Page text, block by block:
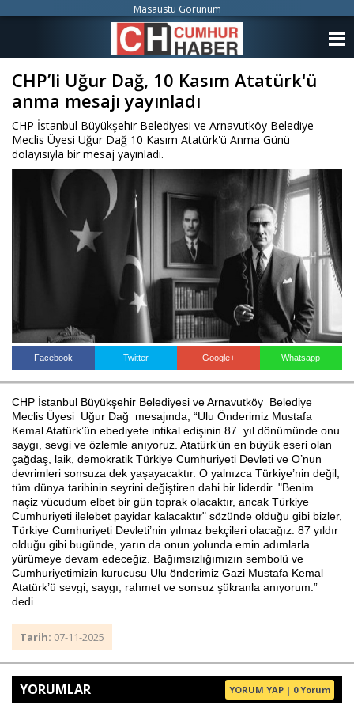
CHP’li Uğur Dağ, 10 Kasım Atatürk'ü
anma mesajı yayınladı
CHP İstanbul Büyükşehir Belediyesi ve Arnavutköy Belediye
Meclis Üyesi Uğur Dağ 10 Kasım Atatürk'ü Anma Günü
dolayısıyla bir mesaj yayınladı.
Facebook Twitter Google+ Whatsapp
CHP İstanbul Büyükşehir Belediyesi ve Arnavutköy Belediye
Meclis Üyesi Uğur Dağ mesajında; “Ulu Önderimiz Mustafa
Kemal Atatürk’ün ebediyete intikal edişinin 87. yıl dönümünde onu
saygı, sevgi ve özlemle anıyoruz. Atatürk’ün en büyük eseri olan
çağdaş, laik, demokratik Türkiye Cumhuriyeti Devleti ve O’nun
devrimleri sonsuza dek yaşayacaktır. O yalnızca Türkiye’nin değil,
tüm dünya tarihinin seyrini değiştiren dahi bir liderdir. "Benim
naçiz vücudum elbet bir gün toprak olacaktır, ancak Türkiye
Cumhuriyeti ilelebet payidar kalacaktır" sözünde olduğu gibi bizler,
Türkiye Cumhuriyeti Devleti’nin yılmaz bekçileri olacağız. 87 yıldır
olduğu gibi bugünde, yarın da onun yolunda emin adımlarla
yürümeye devam edeceğiz. Bağımsızlığımızın sembolü ve
Cumhuriyetimizin kurucusu Ulu önderimiz Gazi Mustafa Kemal
Atatürk’ü sevgi, saygı, rahmet ve sonsuz şükranla anıyorum.”
dedi.
Tarih: 07-11-2025
YORUMLAR YORUM YAP | 0 Yorum
Masaüstü Görünüm
KATEGORİLER
FOTO GALERİ
VİDEO GALERİ
KÜNYE
İLETİŞİM
Haberin Doğru Adresi.